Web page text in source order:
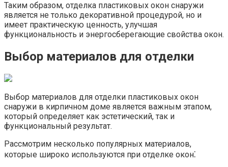
Таким образом, отделка пластиковых окон снаружи
является не только декоративной процедурой, но и
имеет практическую ценность, улучшая
функциональность и энергосберегающие свойства окон.
Выбор материалов для отделки
Выбор материалов для отделки пластиковых окон
снаружи в кирпичном доме является важным этапом,
который определяет как эстетический, так и
функциональный результат.​
Рассмотрим несколько популярных материалов,
которые широко используются при отделке окон⁚